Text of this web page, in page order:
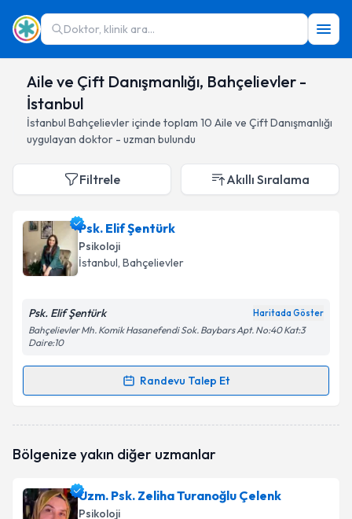
Doktor, klinik ara...
Aile ve Çift Danışmanlığı, Bahçelievler -
İstanbul
İstanbul Bahçelievleriçinde toplam 10 Aile ve Çift Danışmanlığı
uygulayan doktor - uzman bulundu
Filtrele Akıllı Sıralama
Psk. Elif Şentürk
Psikoloji
İstanbul, Bahçelievler
Psk. Elif Şentürk Haritada Göster
Bahçelievler Mh. Komik Hasanefendi Sok. Baybars Apt. No:40 Kat:3
Daire:10
Randevu Talep Et
Randevu Takvimi Talebi
oluşturun. Size bu uzmandan randevu almanız için bir
E-posta Adresiniz
Bölgenize yakın diğer uzmanlar
Uzm. Psk. Zeliha Turanoğlu Çelenk
Psikoloji